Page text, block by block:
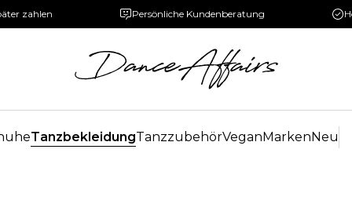
zahlen Persönliche Kundenberatung
TanzbekleidungTanzzubehörVeganMarkenNeu